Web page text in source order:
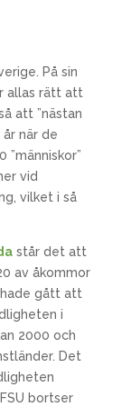
På sin
allas rätt att
att ”nästan
när de
vid
vilket i så
står det att
av åkommor
gått att
i
2000 och
Det
bortser